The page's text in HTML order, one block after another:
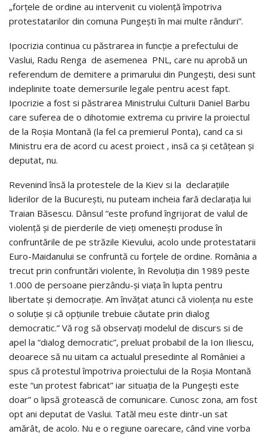
„forțele de ordine au intervenit cu violență împotriva
protestatarilor din comuna Pungești în mai multe rânduri”.
Ipocrizia continua cu păstrarea in funcţie a prefectului de
Vaslui, Radu Renga de asemenea PNL, care nu aprobă un
referendum de demitere a primarului din Pungeşti, desi sunt
indeplinite toate demersurile legale pentru acest fapt.
Ipocrizie a fost si păstrarea Ministrului Culturii Daniel Barbu
care suferea de o dihotomie extrema cu privire la proiectul
de la Roşia Montană (la fel ca premierul Ponta), cand ca si
Ministru era de acord cu acest proiect , insă ca şi cetăţean şi
deputat, nu.
Revenind însă la protestele de la Kiev si la declaraţiile
liderilor de la Bucureşti, nu puteam incheia fară declaraţia lui
Traian Băsescu. Dânsul “este profund îngrijorat de valul de
violenţă şi de pierderile de vieţi omeneşti produse în
confruntările de pe străzile Kievului, acolo unde protestatarii
Euro-Maidanului se confruntă cu forţele de ordine. România a
trecut prin confruntări violente, în Revoluția din 1989 peste
1.000 de persoane pierzându-și viața în lupta pentru
libertate și democrație. Am învăţat atunci că violenţa nu este
o soluţie și că opţiunile trebuie căutate prin dialog
democratic.” Vă rog să observaţi modelul de discurs si de
apel la “dialog democratic”, preluat probabil de la Ion Iliescu,
deoarece să nu uitam ca actualul presedinte al României a
spus că protestul împotriva proiectului de la Roşia Montană
este “un protest fabricat” iar situaţia de la Pungeşti este
doar” o lipsă grotească de comunicare. Cunosc zona, am fost
opt ani deputat de Vaslui. Tatăl meu este dintr-un sat
amărât, de acolo. Nu e o regiune oarecare, când vine vorba